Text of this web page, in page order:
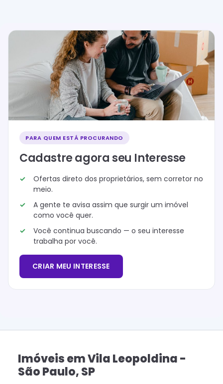
PARA QUEM ESTÁ PROCURANDO
Cadastre agora seu Interesse
Ofertas direto dos proprietários, sem corretor no
meio.
A gente te avisa assim que surgir um imóvel
como você quer.
Você continua buscando — o seu interesse
trabalha por você.
CRIAR MEU INTERESSE
ImóveisemVila Leopoldina-
São Paulo,SP